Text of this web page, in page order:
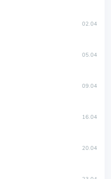
02.04
05.04
09.04
16.04
20.04